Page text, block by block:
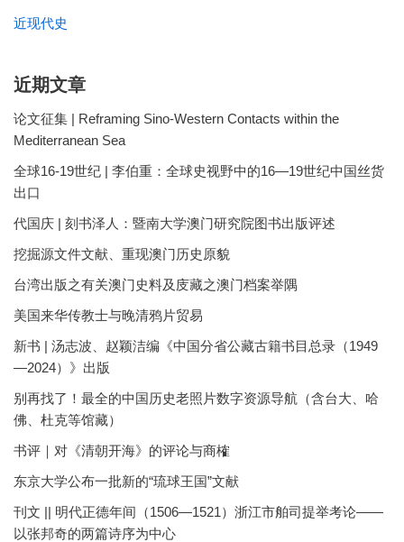
近现代史
近期文章
论文征集 | Reframing Sino-Western Contacts within the
Mediterranean Sea
全球16-19世纪 | 李伯重：全球史视野中的16—19世纪中国丝货
出口
代国庆 | 刻书泽人：暨南大学澳门研究院图书出版评述
挖掘源文件文献、重现澳门历史原貌
台湾出版之有关澳门史料及庋藏之澳门档案举隅
美国来华传教士与晚清鸦片贸易
新书 | 汤志波、赵颖洁编《中国分省公藏古籍书目总录（1949
—2024）》出版
别再找了！最全的中国历史老照片数字资源导航（含台大、哈
佛、杜克等馆藏）
书评｜对《清朝开海》的评论与商榷
东京大学公布一批新的“琉球王国”文献
刊文 || 明代正德年间（1506—1521）浙江市舶司提举考论——
以张邦奇的两篇诗序为中心